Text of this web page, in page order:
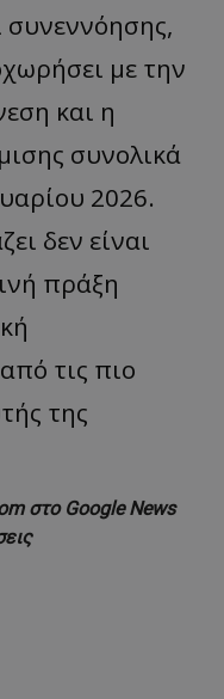
συνεννόησης,
με την
και η
συνολικά
2026.
δεν είναι
πράξη
τις πιο
της
στο Google News